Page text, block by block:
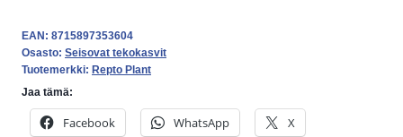
EAN: 8715897353604
Osasto: Seisovat tekokasvit
Tuotemerkki: Repto Plant
Jaa tämä:
Facebook WhatsApp X